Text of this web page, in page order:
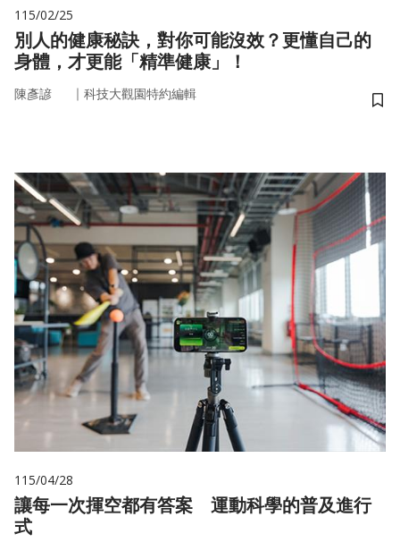
115/02/25
別人的健康秘訣，對你可能沒效？更懂自己的
身體，才更能「精準健康」！
陳彥諺 ｜ 科技大觀園特約編輯
儲
115/04/28
讓每一次揮空都有答案 運動科學的普及進行
式